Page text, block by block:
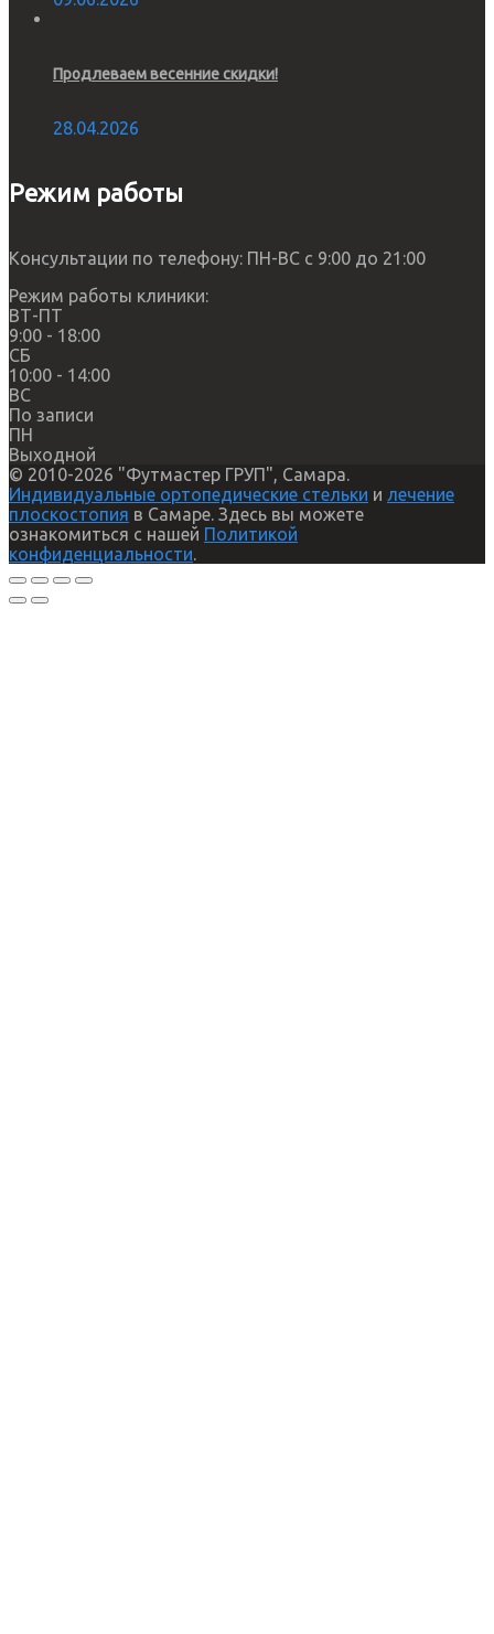
Продлеваем весенние скидки!
28.04.2026
Режим работы
Консультации по телефону: ПН-ВС с 9:00 до 21:00
Режим работы клиники:
ВТ-ПТ
9:00 - 18:00
СБ
10:00 - 14:00
ВС
По записи
ПН
Выходной
© 2010-2026 "Футмастер ГРУП", Самара.
Индивидуальные ортопедические стельки и лечение
плоскостопия в Самаре. Здесь вы можете
ознакомиться с нашей Политикой
конфиденциальности.